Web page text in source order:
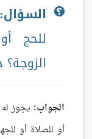
السؤال:
للحج
الزوجة؟
الجواب: يجوز
أو للصلاة أو